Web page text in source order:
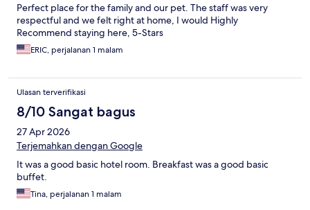
Perfect place for the family and our pet. The staff was very
respectful and we felt right at home, I would Highly
Recommend staying here, 5-Stars
ERIC, perjalanan 1 malam
Ulasan terverifikasi
8/10 Sangat bagus
27 Apr 2026
Terjemahkan dengan Google
It was a good basic hotel room. Breakfast was a good basic
buffet.
Tina, perjalanan 1 malam